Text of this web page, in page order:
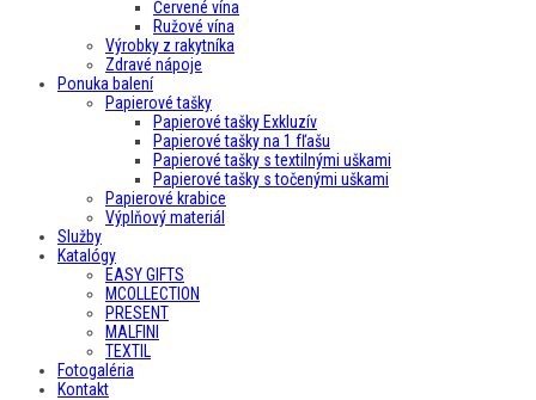
Červené vína
Ružové vína
Výrobky z rakytníka
Zdravé nápoje
Ponuka balení
Papierové tašky
Papierové tašky Exkluzív
Papierové tašky na 1 fľašu
Papierové tašky s textilnými uškami
Papierové tašky s točenými uškami
Papierové krabice
Výplňový materiál
Služby
Katalógy
EASY GIFTS
MCOLLECTION
PRESENT
MALFINI
TEXTIL
Fotogaléria
Kontakt